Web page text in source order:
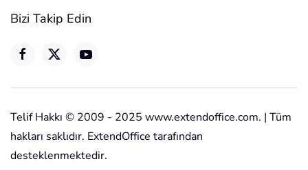
Bizi Takip Edin
Telif Hakkı © 2009 - 2025 www.extendoffice.com. | Tüm
hakları saklıdır. ExtendOffice tarafından
desteklenmektedir.